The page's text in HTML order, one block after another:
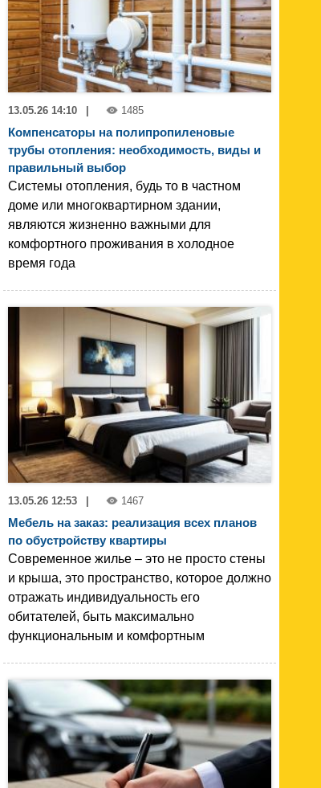
13.05.26 14:10 1485
Компенсаторы на полипропиленовые
трубы отопления: необходимость, виды и
правильный выбор
Системы отопления, будь то в частном
доме или многоквартирном здании,
являются жизненно важными для
комфортного проживания в холодное
время года
13.05.26 12:53 1467
Мебель на заказ: реализация всех планов
по обустройству квартиры
Современное жилье – это не просто стены
и крыша, это пространство, которое должно
отражать индивидуальность его
обитателей, быть максимально
функциональным и комфортным